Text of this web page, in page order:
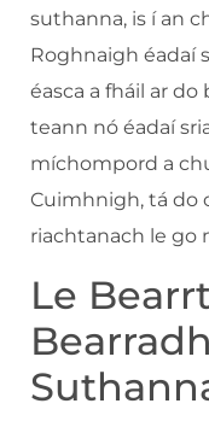
suthanna, is í an
Roghnaigh éadaí
éasca a fháil ar do
teann nó éadaí
míchompord a
Cuimhnigh, tá do
riachtanach le go
Le